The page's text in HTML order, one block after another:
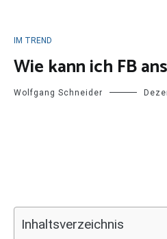
IM TREND
Wie kann ich FB
Wolfgang Schneider
Inhaltsverzeichnis